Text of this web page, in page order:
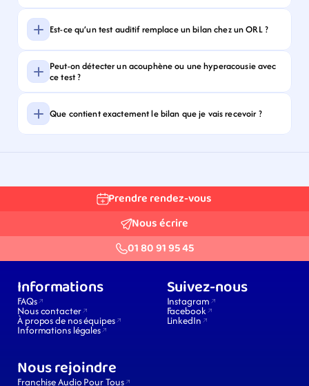
Est-ce qu’un test auditif remplace un bilan chez un ORL ?
Peut-on détecter un acouphène ou une hyperacousie avec
ce test ?
Que contient exactement le bilan que je vais recevoir ?
Prendre rendez-vous
Nous écrire
01 80 91 95 45
Informations
FAQs
Nous contacter
À propos de nos équipes
Informations légales
Suivez-nous
Instagram
Facebook
LinkedIn
Nous rejoindre
Franchise Audio Pour Tous